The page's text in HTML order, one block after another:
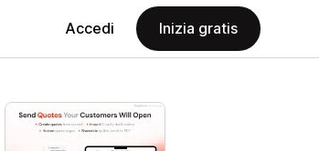
Accedi Inizia gratis